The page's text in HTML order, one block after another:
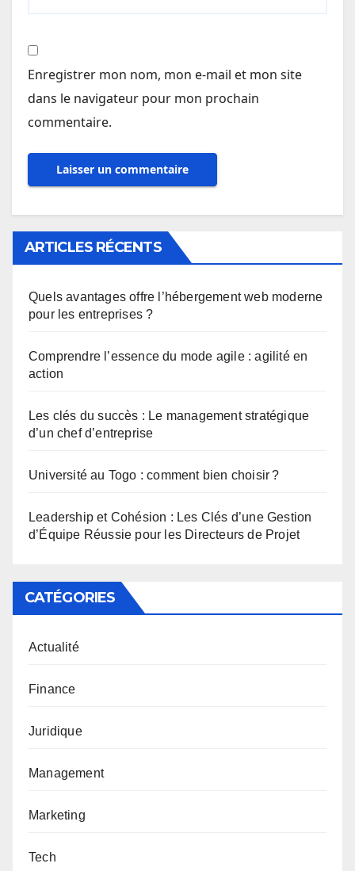
Enregistrer mon nom, mon e-mail et mon site
dans le navigateur pour mon prochain
commentaire.
ARTICLES RÉCENTS
Quels avantages offre l’hébergement web moderne
pour les entreprises ?
Comprendre l’essence du mode agile : agilité en
action
Les clés du succès : Le management stratégique
d’un chef d’entreprise
Université au Togo : comment bien choisir ?
Leadership et Cohésion : Les Clés d’une Gestion
d’Équipe Réussie pour les Directeurs de Projet
CATÉGORIES
Actualité
Finance
Juridique
Management
Marketing
Tech